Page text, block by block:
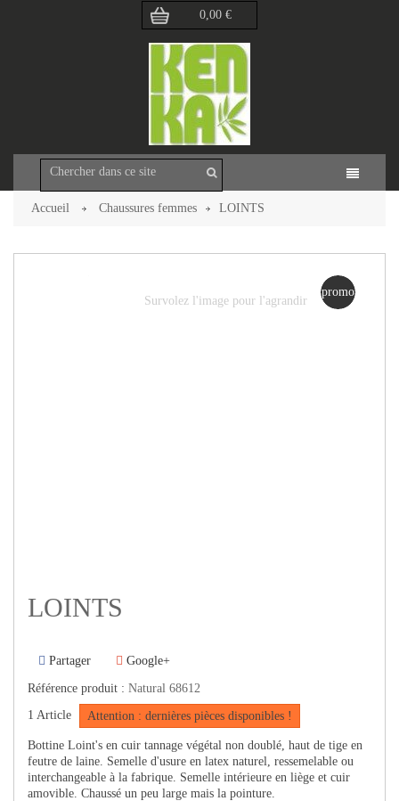
0,00 €
Accueil Chaussures femmes LOINTS
promo
Survolez l'image pour l'agrandir
LOINTS
Partager Google+
Référence produit : Natural 68612
1 Article Attention : dernières pièces disponibles !
Bottine Loint's en cuir tannage végétal non doublé, haut de tige en
feutre de laine. Semelle d'usure en latex naturel, ressemelable ou
interchangeable à la fabrique. Semelle intérieure en liège et cuir
amovible. Chaussé un peu large mais la pointure.